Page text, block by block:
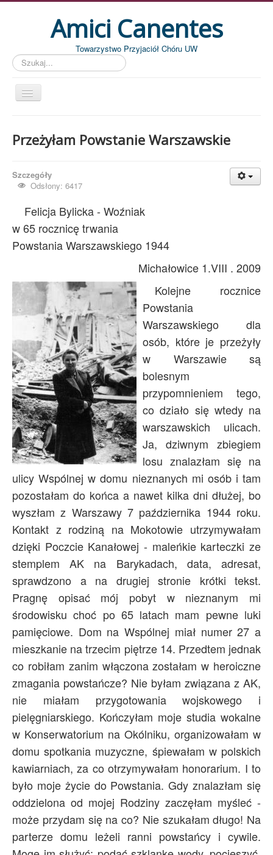
Amici Canentes
Towarzystwo Przyjaciół Chóru UW
Szukaj...
Aktualności
Koncerty
Piszemy
Pożegnania
Zdjęcia
Archiwum
O nas
Statut TPChUW
Kontakt
Przeżyłam Powstanie Warszawskie
Szczegóły
Odsłony: 6417
Felicja Bylicka - Woźniak
w 65 rocznicę trwania
Powstania Warszawskiego 1944
Michałowice 1.VIII . 2009
Kolejne rocznice
Powstania
Warszawskiego dla
osób, które je przeżyły
w Warszawie są
bolesnym
przypomnieniem tego,
co działo się wtedy na
warszawskich ulicach.
Ja, dziwnym zbiegiem
losu znalazłam się na
ulicy Wspólnej w domu nieznanych mi osób i tam
pozostałam do końca a nawet kilka dni dłużej, bo
wyszłam z Warszawy 7 października 1944 roku.
Kontakt z rodziną na Mokotowie utrzymywałam
dzięki Poczcie Kanałowej - maleńkie karteczki ze
stemplem AK na Barykadach, data, adresat,
sprawdzono a na drugiej stronie krótki tekst.
Pragnę opisać mój pobyt w nieznanym mi
środowisku choć po 65 latach mam pewne luki
pamięciowe. Dom na Wspólnej miał numer 27 a
mieszkanie na trzecim piętrze 14. Przedtem jednak
co robiłam zanim włączona zostałam w heroiczne
zmagania powstańcze? Nie byłam związana z AK,
nie miałam przygotowania wojskowego i
pielęgniarskiego. Kończyłam moje studia wokalne
w Konserwatorium na Okólniku, organizowałam w
domu spotkania muzyczne, śpiewałam w polskich
kawiarniach, za co otrzymywałam honorarium. I to
było moje życie do Powstania. Gdy znalazłam się
oddzielona od mojej Rodziny zaczęłam myśleć -
może przydam się na co? Nie szukałam długo! Na
parterze domu leżeli ranni powstańcy i cywile.